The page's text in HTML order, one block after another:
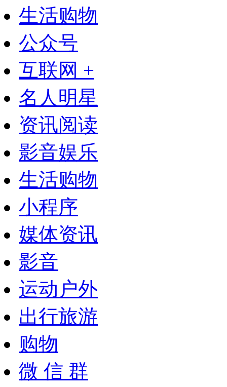
生活购物
公众号
互联网 +
名人明星
资讯阅读
影音娱乐
生活购物
小程序
媒体资讯
影音
运动户外
出行旅游
购物
微 信 群